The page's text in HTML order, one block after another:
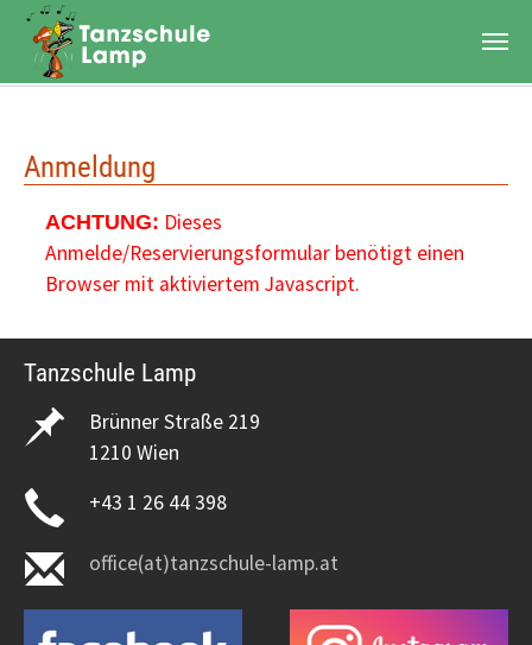
Anmeldung
ACHTUNG: Dieses
Anmelde/Reservierungsformular benötigt einen
Browser mit aktiviertem Javascript.
Tanzschule Lamp
Brünner Straße 219
1210 Wien
+43 1 26 44 398
office(at)tanzschule-lamp.at